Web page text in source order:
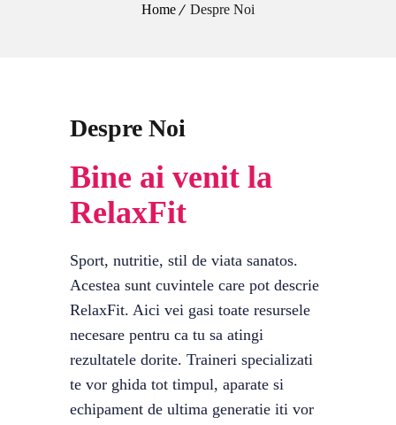
Home Despre Noi
Despre Noi
Bine ai venit la
RelaxFit
Sport, nutritie, stil de viata sanatos.
Acestea sunt cuvintele care pot descrie
RelaxFit. Aici vei gasi toate resursele
necesare pentru ca tu sa atingi
rezultatele dorite. Traineri specializati
te vor ghida tot timpul, aparate si
echipament de ultima generatie iti vor